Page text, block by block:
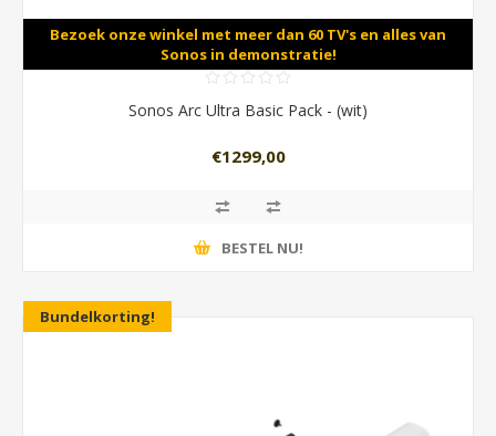
Bezoek onze winkel met meer dan 60 TV's en alles van
Sonos in demonstratie!
Sonos Arc Ultra Basic Pack - (wit)
€1299,00
BESTEL NU!
Bundelkorting!